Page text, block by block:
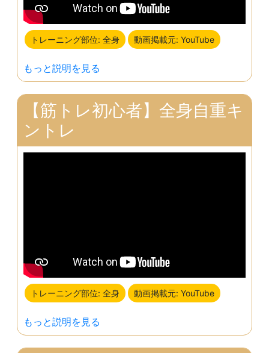
トレーニング部位: 全身 動画掲載元: YouTube
もっと説明を見る
【筋トレ初心者】全身自重キ
ントレ
トレーニング部位: 全身 動画掲載元: YouTube
もっと説明を見る